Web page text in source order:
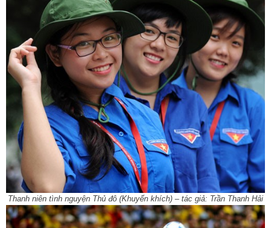
Thanh niên tình nguyện Thủ đô (Khuyến khích) – tác giả: Trần Thanh Hải